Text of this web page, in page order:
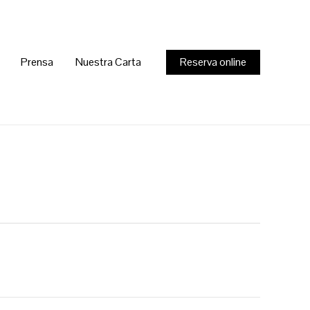
Prensa Nuestra Carta Reserva online